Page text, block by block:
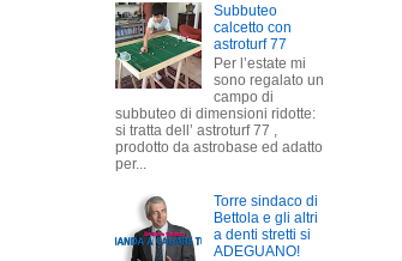
Subbuteo
calcetto con
astroturf 77
Per l’estate mi
sono regalato un
campo di
subbuteo di dimensioni ridotte:
si tratta dell’ astroturf 77 ,
prodotto da astrobase ed adatto
per...
Torre sindaco di
Bettola e gli altri
a denti stretti si
ADEGUANO!